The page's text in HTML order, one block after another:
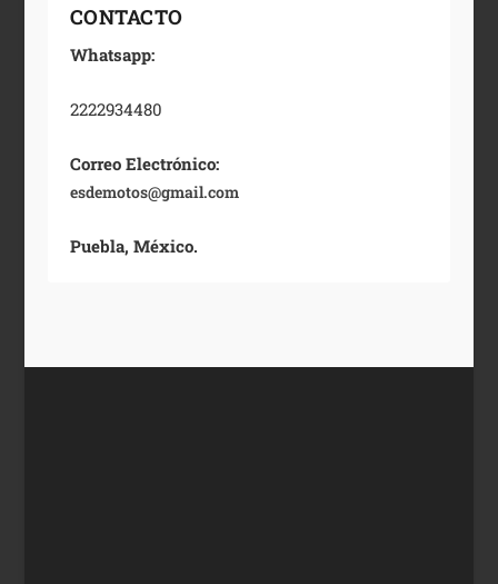
CONTACTO
Whatsapp:
2222934480
Correo Electrónico:
esdemotos@gmail.com
Puebla, México.